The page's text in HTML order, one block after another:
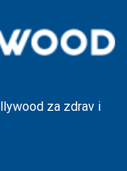
za zdrav i